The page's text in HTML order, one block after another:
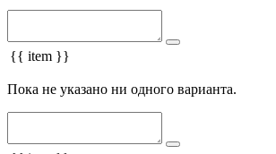
{{ item }}
Пока не указано ни одного варианта.